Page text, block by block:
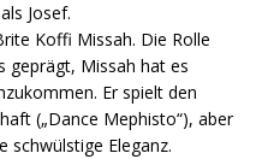
Josef.
Koffi Missah. Die Rolle
geprägt, Missah hat es
Er spielt den
(„Dance Mephisto“), aber
schwülstige Eleganz.